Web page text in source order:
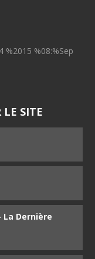
%2015 %08:%Sep
LE SITE
La Dernière